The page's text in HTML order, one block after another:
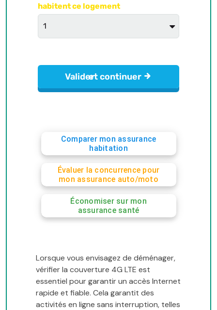
Comparer mon assurance
habitation
Évaluer la concurrence pour
mon assurance auto/moto
Économiser sur mon
assurance santé
Lorsque vous envisagez de déménager,
vérifier la couverture 4G LTE est
essentiel pour garantir un accès Internet
rapide et fiable. Cela garantit des
activités en ligne sans interruption, telles